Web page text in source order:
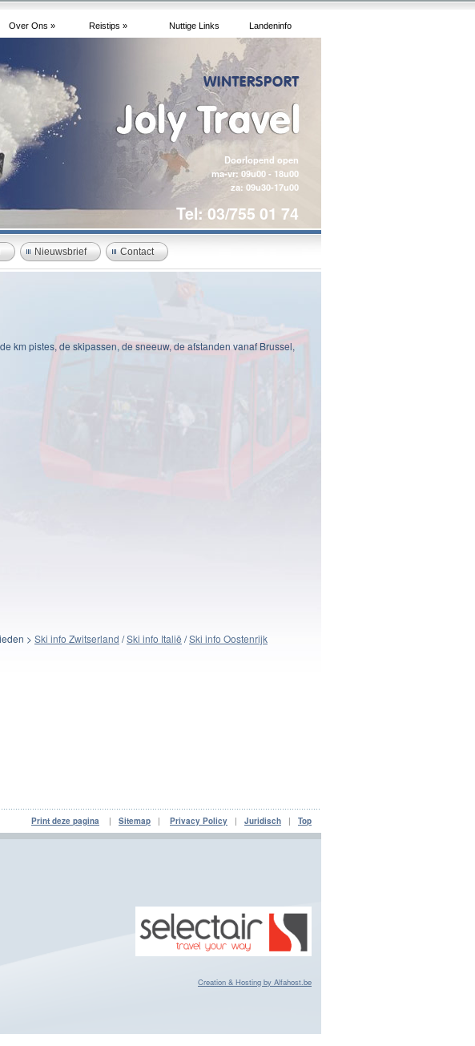
Over Ons » Reistips » Nuttige Links Landeninfo
Doorlopend open
ma-vr: 09u00 - 18u00
za: 09u30-17u00
Tel: 03/755 01 74
Nieuwsbrief Contact
km pistes, de skipassen, de sneeuw, de afstanden vanaf Brussel,
> Ski info Zwitserland /Ski info Italië /Ski info Oostenrijk
Print deze pagina | Sitemap | Privacy Policy | Juridisch | Top
Creation & Hosting by Alfahost.be